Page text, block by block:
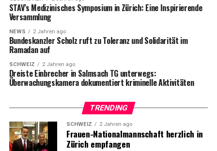
STAV’s Medizinisches Symposium in Zürich: Eine Inspirierende
Versammlung
NEWS 2 Jahren ago
Bundeskanzler Scholz ruft zu Toleranz und Solidarität im
Ramadan auf
SCHWEIZ 2 Jahren ago
Dreiste Einbrecher in Salmsach TG unterwegs:
Überwachungskamera dokumentiert kriminelle Aktivitäten
TRENDING
SCHWEIZ 2 Jahren ago
Frauen-Nationalmannschaft herzlich in
Zürich empfangen